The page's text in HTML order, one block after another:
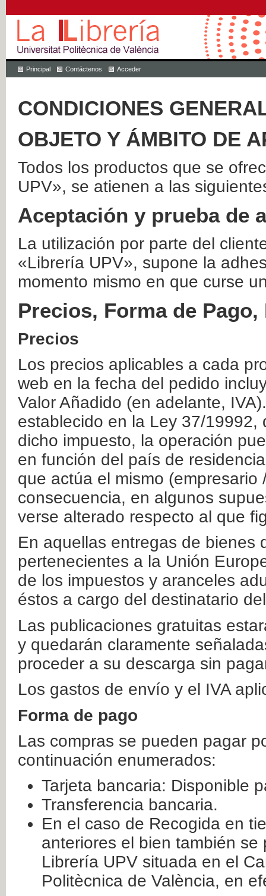
Principal Contáctenos Acceder
CONDICIONES
OBJETO Y ÁMBITO DE
Todos los productos que se
UPV», se atienen a las
Aceptación y prueba de
La utilización por parte del
«Librería UPV», supone la
momento mismo en que curse
Precios, Forma de
Precios
Los precios aplicables a cada
web en la fecha del pedido
Valor Añadido (en adelante,
establecido en la Ley 37/
dicho impuesto, la operación
en función del país de
que actúa el mismo
consecuencia, en algunos
verse alterado respecto al que
En aquellas entregas de bienes
pertenecientes a la Unión
de los impuestos y aranceles
éstos a cargo del destinatario
Las publicaciones gratuitas
y quedarán claramente
proceder a su descarga sin
Los gastos de envío y el IVA
Forma de pago
Las compras se pueden pagar
continuación enumerados:
Tarjeta bancaria: Disponible
Transferencia bancaria.
En el caso de Recogida en
anteriores el bien también
Librería UPV situada en el
Politècnica de València, en